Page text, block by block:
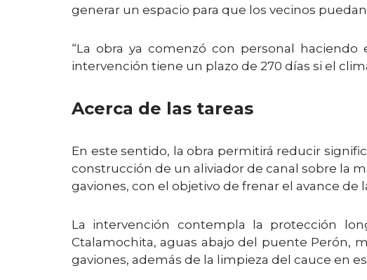
generar un espacio para que los vecinos
“La obra ya comenzó con personal
intervención tiene un plazo de 270 días si el
Acerca de las tareas
En este sentido, la obra permitirá reducir
construcción de un aliviador de canal sobre la
gaviones, con el objetivo de frenar el avance de
La intervención contempla la protección
Ctalamochita, aguas abajo del puente Perón,
gaviones, además de la limpieza del cauce en